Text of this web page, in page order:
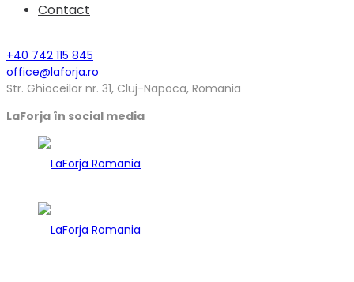
Contact
+40 742 115 845
office@laforja.ro
Str. Ghioceilor nr. 31, Cluj-Napoca, Romania
LaForja în social media